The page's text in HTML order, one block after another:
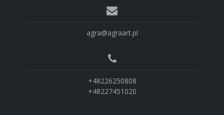
agra@agraart.pl
+48226250808
+48227451020